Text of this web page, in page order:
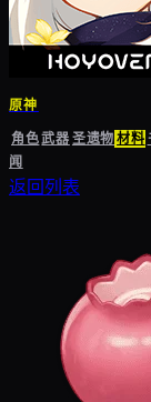
原神
角色武器圣遗物材料
闻
返回列表